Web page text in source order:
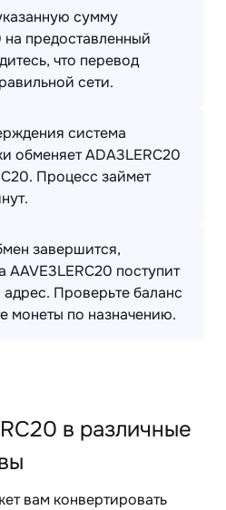
сумму
на предоставленный
что перевод
сети.
система
обменяет ADA3LERC20
Процесс займет
завершится,
AAVE3LERC20 поступит
адрес. Проверьте баланс
монеты по назначению.
в различные
вам конвертировать